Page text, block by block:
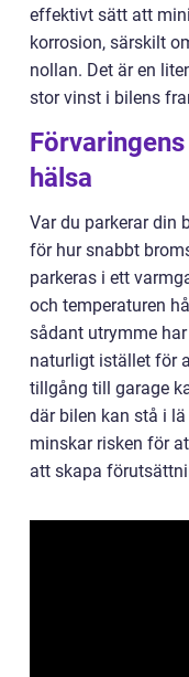
effektivt sätt att
korrosion, särskilt
nollan. Det är en
stor vinst i bilens
hälsa
Var du parkerar din
för hur snabbt
parkeras i ett
och temperaturen
sådant utrymme
naturligt istället för
tillgång till garage
där bilen kan stå i
minskar risken för
att skapa